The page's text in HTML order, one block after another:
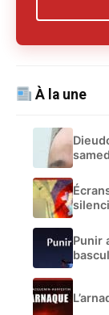
À la une
Punir